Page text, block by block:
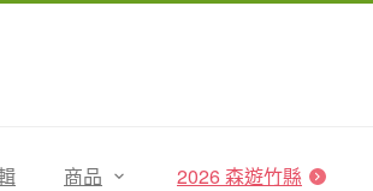
商品 2026 森遊竹縣